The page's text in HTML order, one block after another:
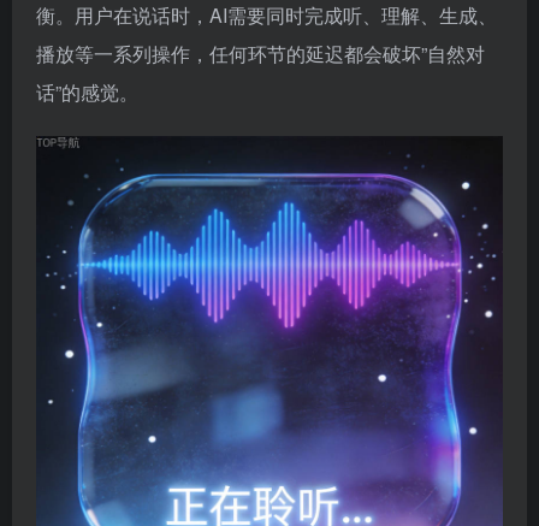
衡。用户在说话时，AI需要同时完成听、理解、生成、
播放等一系列操作，任何环节的延迟都会破坏”自然对
话”的感觉。